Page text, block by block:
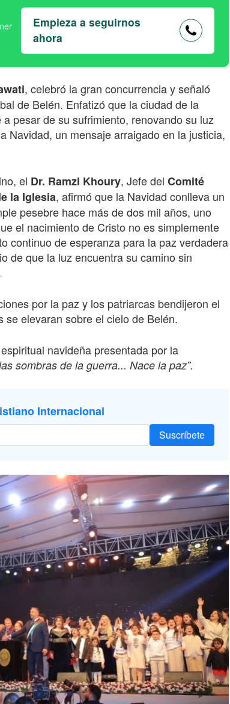
Empieza a seguirnos
ahora
, celebró la gran concurrencia y señaló
de Belén. Enfatizó que la ciudad de la
pesar de su sufrimiento, renovando su luz
Navidad, un mensaje arraigado en la justicia,
el Dr. Ramzi Khoury, Jefe del Comité
la Iglesia, afirmó que la Navidad conlleva un
pesebre hace más de dos mil años, uno
el nacimiento de Cristo no es simplemente
continuo de esperanza para la paz verdadera
de que la luz encuentra su camino sin
por la paz y los patriarcas bendijeron el
elevaran sobre el cielo de Belén.
navideña presentada por la
sombras de la guerra... Nace la paz”.
Internacional
Suscríbete